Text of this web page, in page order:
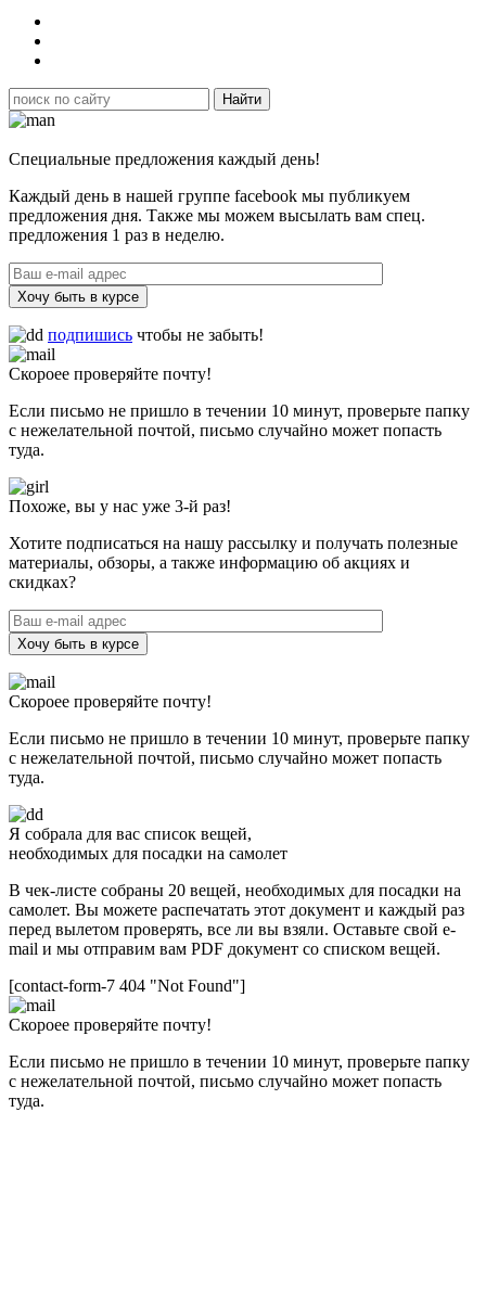
Специальные предложения каждый день!
Каждый день в нашей группе facebook мы публикуем
предложения дня. Также мы можем высылать вам спец.
предложения 1 раз в неделю.
Хочу быть в курсе
подпишись чтобы не забыть!
Скороее проверяйте почту!
Если письмо не пришло в течении 10 минут, проверьте папку
с нежелательной почтой, письмо случайно может попасть
туда.
Похоже, вы у нас уже 3-й раз!
Хотите подписаться на нашу рассылку и получать полезные
материалы, обзоры, а также информацию об акциях и
скидках?
Хочу быть в курсе
Скороее проверяйте почту!
Если письмо не пришло в течении 10 минут, проверьте папку
с нежелательной почтой, письмо случайно может попасть
туда.
Я собрала для вас список вещей,
необходимых для посадки на самолет
В чек-листе собраны 20 вещей, необходимых для посадки на
самолет. Вы можете распечатать этот документ и каждый раз
перед вылетом проверять, все ли вы взяли. Оставьте свой e-
mail и мы отправим вам PDF документ со списком вещей.
[contact-form-7 404 "Not Found"]
Скороее проверяйте почту!
Если письмо не пришло в течении 10 минут, проверьте папку
с нежелательной почтой, письмо случайно может попасть
туда.